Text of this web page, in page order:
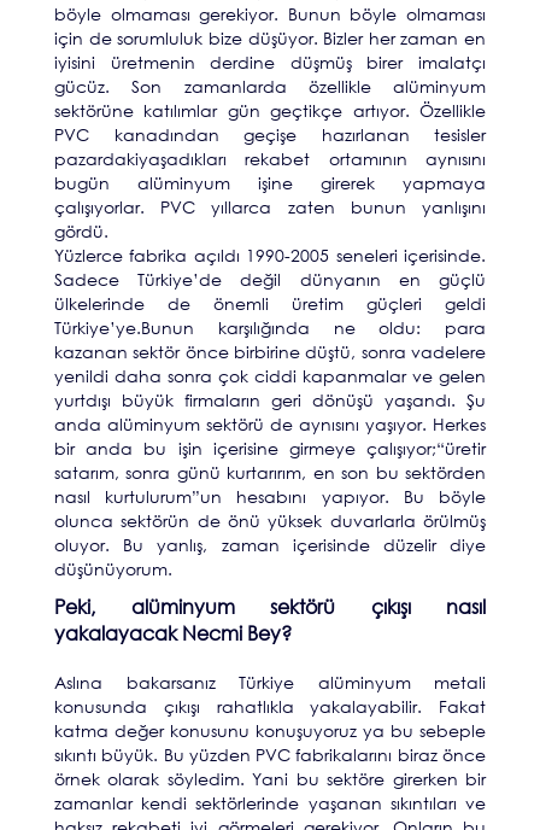
böyle olmaması gerekiyor. Bunun böyle olmaması
için de sorumluluk bize düşüyor. Bizler her zaman en
iyisini üretmenin derdine düşmüş birer imalatçı
gücüz. Son zamanlarda özellikle alüminyum
sektörüne katılımlar gün geçtikçe artıyor. Özellikle
PVC kanadından geçişe hazırlanan tesisler
pazardakiyaşadıkları rekabet ortamının aynısını
bugün alüminyum işine girerek yapmaya
çalışıyorlar. PVC yıllarca zaten bunun yanlışını
gördü.
Yüzlerce fabrika açıldı 1990-2005 seneleri içerisinde.
Sadece Türkiye’de değil dünyanın en güçlü
ülkelerinde de önemli üretim güçleri geldi
Türkiye’ye.Bunun karşılığında ne oldu: para
kazanan sektör önce birbirine düştü, sonra vadelere
yenildi daha sonra çok ciddi kapanmalar ve gelen
yurtdışı büyük firmaların geri dönüşü yaşandı. Şu
anda alüminyum sektörü de aynısını yaşıyor. Herkes
bir anda bu işin içerisine girmeye çalışıyor;“üretir
satarım, sonra günü kurtarırım, en son bu sektörden
nasıl kurtulurum”un hesabını yapıyor. Bu böyle
olunca sektörün de önü yüksek duvarlarla örülmüş
oluyor. Bu yanlış, zaman içerisinde düzelir diye
düşünüyorum.
Peki, alüminyum sektörü çıkışı nasıl
yakalayacak Necmi Bey?
Aslına bakarsanız Türkiye alüminyum metali
konusunda çıkışı rahatlıkla yakalayabilir. Fakat
katma değer konusunu konuşuyoruz ya bu sebeple
sıkıntı büyük. Bu yüzden PVC fabrikalarını biraz önce
örnek olarak söyledim. Yani bu sektöre girerken bir
zamanlar kendi sektörlerinde yaşanan sıkıntıları ve